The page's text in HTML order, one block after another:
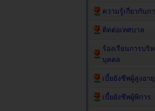
ความรู้เกี่ยวกับภ
ติดต่อเทศบาล
ร้องเรียนการบริ
บุคคล
เบี้ยยังชีพผู้สูงอายุ
เบี้ยยังชีพผู้พิการ